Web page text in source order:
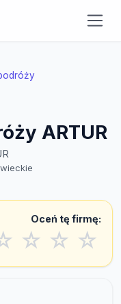
ARTUR
Oceń tę firmę:
☆ ☆ ☆